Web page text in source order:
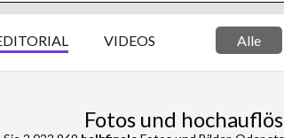
VIDEOS Alle
Fotos und